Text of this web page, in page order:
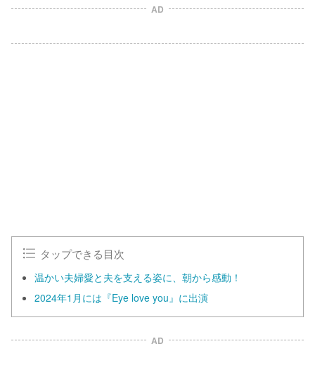
AD
タップできる目次
温かい夫婦愛と夫を支える姿に、朝から感動！
2024年1月には『Eye love you』に出演
AD